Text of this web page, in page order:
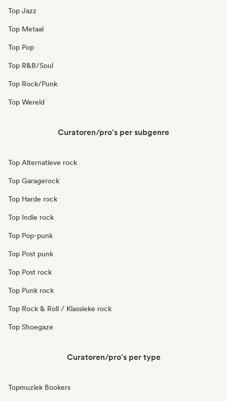
Top Jazz
Top Metaal
Top Pop
Top R&B/Soul
Top Rock/Punk
Top Wereld
Curatoren/pro's per subgenre
Top Alternatieve rock
Top Garagerock
Top Harde rock
Top Indie rock
Top Pop-punk
Top Post punk
Top Post rock
Top Punk rock
Top Rock & Roll / Klassieke rock
Top Shoegaze
Curatoren/pro's per type
Topmuziek Bookers